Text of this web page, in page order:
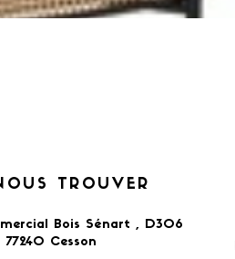
TROUVER
Bois Sénart , D306
77240 Cesson​